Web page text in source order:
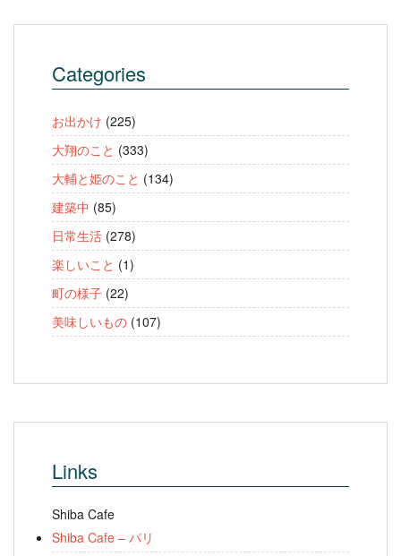
Categories
お出かけ (225)
大翔のこと (333)
大輔と姫のこと (134)
建築中 (85)
日常生活 (278)
楽しいこと (1)
町の様子 (22)
美味しいもの (107)
Links
Shiba Cafe
Shiba Cafe – パリ